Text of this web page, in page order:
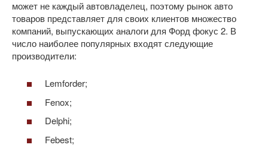
может не каждый автовладелец, поэтому рынок авто
товаров представляет для своих клиентов множество
компаний, выпускающих аналоги для Форд фокус 2. В
число наиболее популярных входят следующие
производители:
Lemforder;
Fenox;
Delphi;
Febest;